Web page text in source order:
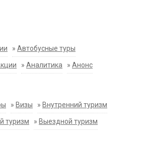
» Автобусные туры
» Аналитика » Анонс
» Визы » Внутренний туризм
туризм » Выездной туризм